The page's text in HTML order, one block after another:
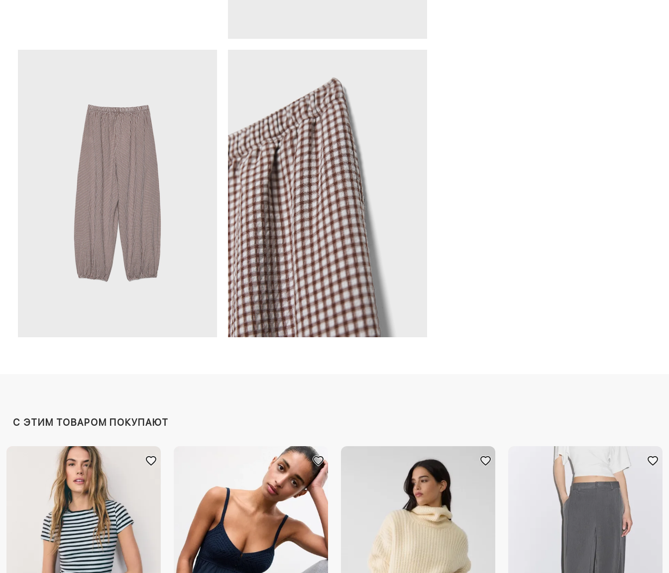
C ЭТИМ ТОВАРОМ ПОКУПАЮТ